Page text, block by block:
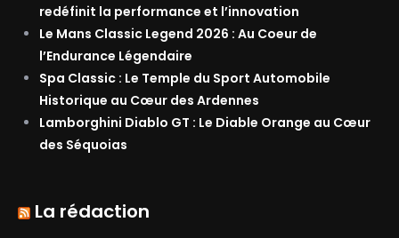
redéfinit la performance et l’innovation
Le Mans Classic Legend 2026 : Au Coeur de
l’Endurance Légendaire
Spa Classic : Le Temple du Sport Automobile
Historique au Cœur des Ardennes
Lamborghini Diablo GT : Le Diable Orange au Cœur
des Séquoias
La rédaction